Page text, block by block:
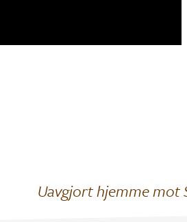
Uavgjort hjemme mot